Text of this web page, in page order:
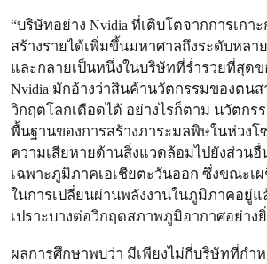
“บริษัทอย่าง Nvidia ที่เติบโตจากการเกา
สร้างรายได้เพิ่มขึ้นมหาศาลถึงระดับหล
และกลายเป็นหนึ่งในบริษัทที่ร่ำรวยที่สุด
Nvidia มักอ้างว่าสินค้านวัตกรรมของตน
วิกฤตโลกเดือดได้ อย่างไรก็ตาม นวัตกร
พื้นฐานของการสร้างภาระมลพิษในห่วง
ความเสียหายด้านสิ่งแวดล้อมไปยังส่วนอื่
เฉพาะภูมิภาคเอเชียตะวันออก ซึ่งขณะเ
ในการเปลี่ยนผ่านพลังงานในภูมิภาคอยู่
เปราะบางต่อวิกฤตสภาพภูมิอากาศอย่างยิ่
ผลการศึกษาพบว่า มีเพียงไม่กี่บริษัทที่กำ